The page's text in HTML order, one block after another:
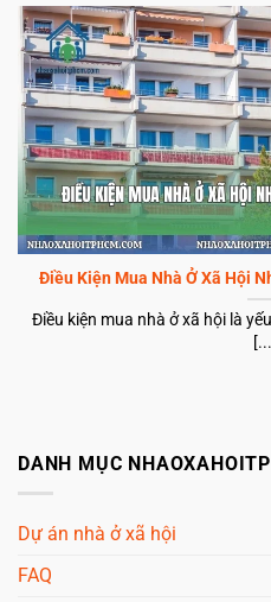
Điều Kiện Mua Nhà Ở Xã Hội
Điều kiện mua nhà ở xã hội là
DANH MỤC
Dự án nhà ở xã hội
FAQ